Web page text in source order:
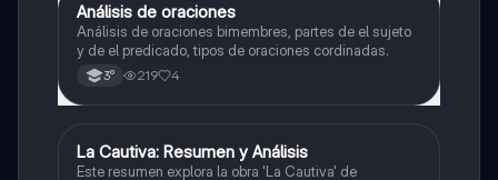
Lengua
Análisis de oraciones
Análisis de oraciones bimembres, partes de el sujeto
y de el predicado, tipos de oraciones cordinadas.
3° 219 4
Lengua
La Cautiva: Resumen y Análisis
Este resumen explora la obra 'La Cautiva' de